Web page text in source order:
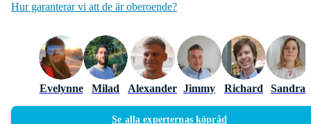
Hur garanterar vi att de är oberoende?
Evelynne Milad Alexander Jimmy Richard Sandra
Se alla experternas köpråd